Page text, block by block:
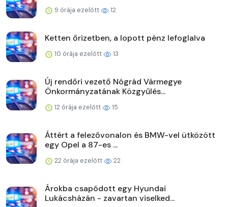
9 órája ezelőtt 12
Ketten őrizetben, a lopott pénz lefoglalva
10 órája ezelőtt 13
Új rendőri vezető Nógrád Vármegye
Önkormányzatának Közgyűlés...
12 órája ezelőtt 15
Áttért a felezővonalon és BMW-vel ütközött
egy Opel a 87-es ...
22 órája ezelőtt 22
Árokba csapódott egy Hyundai
Lukácsházán - zavartan viselked...